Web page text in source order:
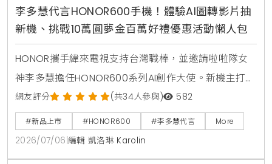
李多慧代言HONOR600手機！體驗AI圖轉影片抽
新機、挑戰10萬圓夢金百萬好禮優惠活動懶人包
HONOR攜手緯來電視支持台灣職棒，並邀請啦啦隊女
神李多慧擔任HONOR600系列AI創作大使。新機主打業
界首發AI圖轉影片功能，即日起至7月31日舉辦一鍵造夢
活動，至台北三創或遠傳門市體驗創作有機會獲得新
機，參與網站投票週週抽HONOR600手機，上市後購
機創作還能角逐10萬圓夢金。
網友評分 (共34人參與) 582
#新品上市 #HONOR600 #李多慧代言 More
2026/07/06 編輯 凱洛琳 Karolin